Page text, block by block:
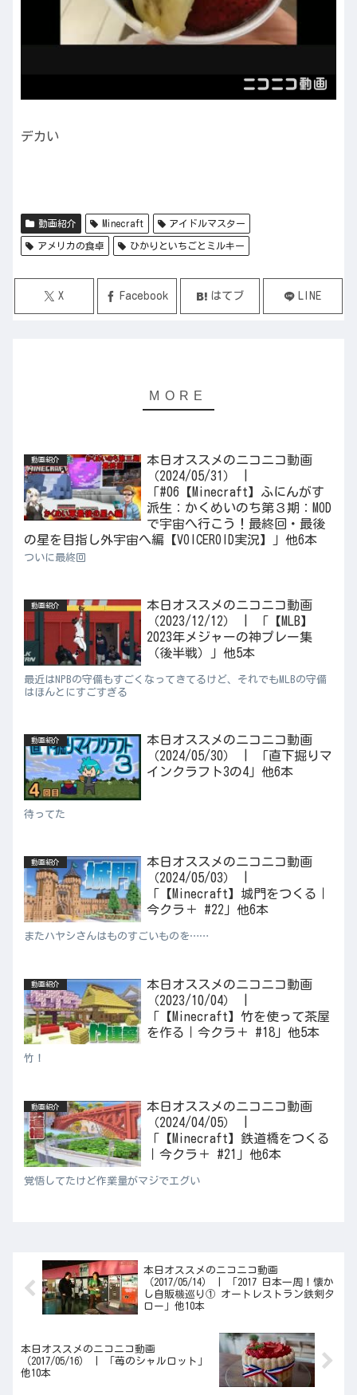
デカい
動画紹介 Minecraft アイドルマスター
アメリカの食卓 ひかりといちごとミルキー
X Facebook はてブ LINE
動画紹介
本日オススメのニコニコ動画
（2024/05/31） |
「#06【Minecraft】ふにんがす
派生：かくめいのち第３期：MOD
で宇宙へ行こう！最終回・最後
の星を目指し外宇宙へ編【VOICEROID実況】」他6本
ついに最終回
動画紹介
本日オススメのニコニコ動画
（2023/12/12） | 「【MLB】
2023年メジャーの神プレー集
（後半戦）」他5本
最近はNPBの守備もすごくなってきてるけど、それでもMLBの守備
はほんとにすごすぎる
動画紹介
本日オススメのニコニコ動画
（2024/05/30） | 「直下掘りマ
インクラフト3の4」他6本
待ってた
動画紹介
本日オススメのニコニコ動画
（2024/05/03） |
「【Minecraft】城門をつくる｜
今クラ＋ #22」他6本
またハヤシさんはものすごいものを……
動画紹介
本日オススメのニコニコ動画
（2023/10/04） |
「【Minecraft】竹を使って茶屋
を作る｜今クラ＋ #18」他5本
竹！
動画紹介
本日オススメのニコニコ動画
（2024/04/05） |
「【Minecraft】鉄道橋をつくる
｜今クラ＋ #21」他6本
覚悟してたけど作業量がマジでエグい
本日オススメのニコニコ動画
（2017/05/14） | 「2017 日本一周！懐か
し自販機巡り① オートレストラン鉄剣タ
ロー」他10本
本日オススメのニコニコ動画
（2017/05/16） | 「苺のシャルロット」
他10本